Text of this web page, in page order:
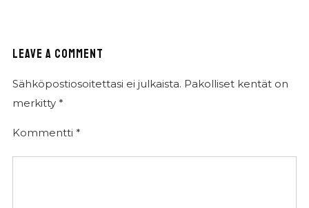
LEAVE A COMMENT
Sähköpostiosoitettasi ei julkaista. Pakolliset kentät on
merkitty *
Kommentti *